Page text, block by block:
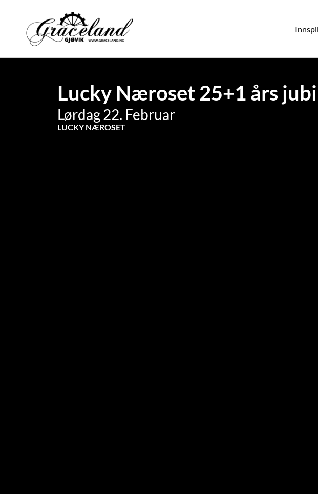
Lucky Næroset 25+1 års
Lørdag 22. Februar
LUCKY NÆROSET